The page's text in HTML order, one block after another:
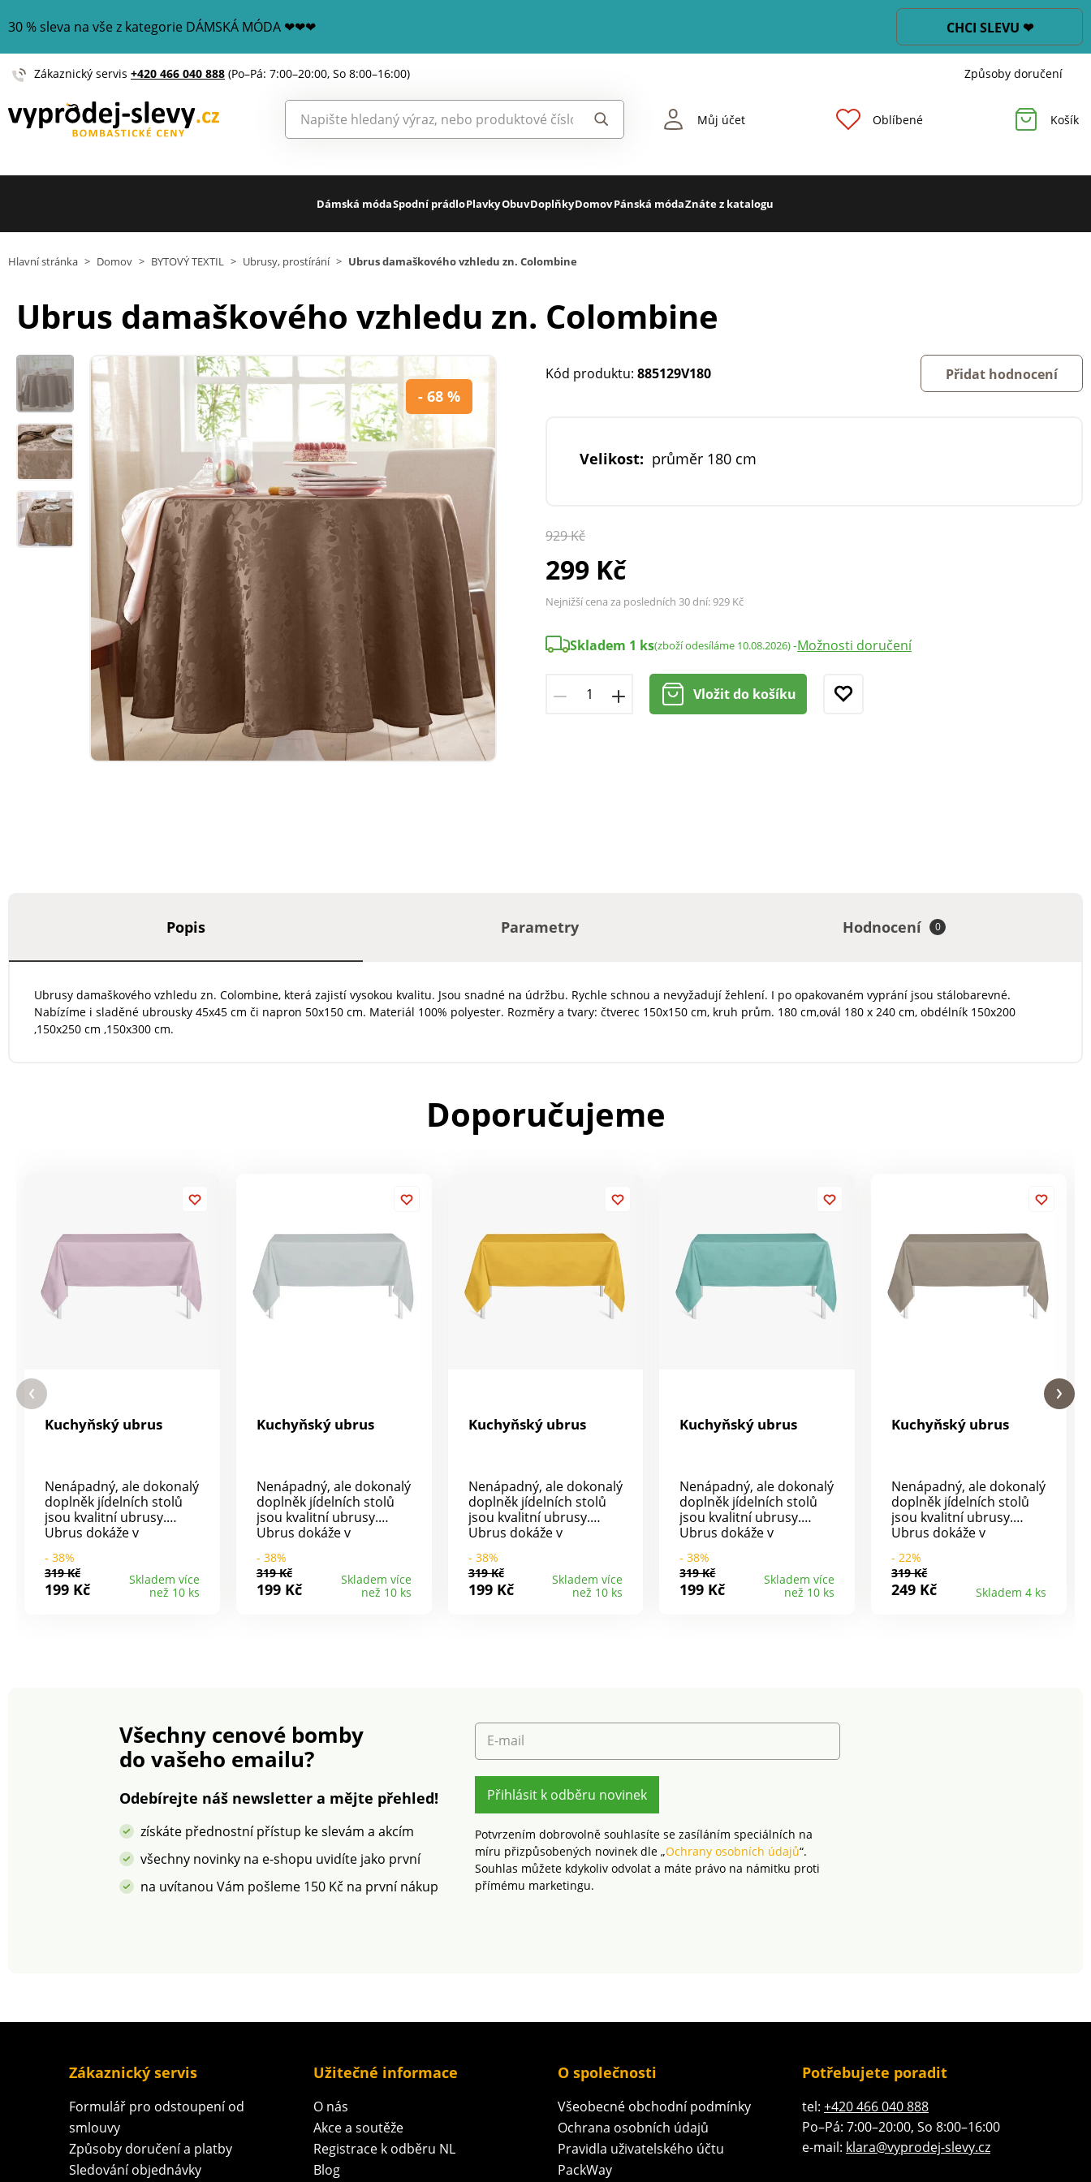
30 % sleva na vše z kategorie DÁMSKÁ MÓDA ❤❤❤ CHCI SLEVU ❤
Zákaznický servis +420 466 040 888 (Po–Pá: 7:00–20:00, So 8:00–16:00) Způsoby doručení
Můj účet Oblíbené Košík
Dámská módaSpodní prádloPlavkyObuvDoplňkyDomovPánská módaZnáte z katalogu
Hlavní stránka > Domov > BYTOVÝ TEXTIL > Ubrusy, prostírání > Ubrus damaškového vzhledu zn. Colombine
Ubrus damaškového vzhledu zn. Colombine
- 68 %
Kód produktu: 885129V180 Přidat hodnocení
Velikost: průměr 180 cm
929 Kč
299 Kč
Nejnižší cena za posledních 30 dní:929 Kč
Skladem 1 ks(zboží odesíláme 10.08.2026)-Možnosti doručení
Vložit do košíku
Popis Parametry Hodnocení 0
Ubrusy damaškového vzhledu zn. Colombine, která zajistí vysokou kvalitu. Jsou snadné na údržbu. Rychle schnou a nevyžadují žehlení. I po opakovaném vyprání jsou stálobarevné.
Nabízíme i sladěné ubrousky 45x45 cm či napron 50x150 cm. Materiál 100% polyester. Rozměry a tvary: čtverec 150x150 cm, kruh prům. 180 cm,ovál 180 x 240 cm, obdélník 150x200
,150x250 cm ,150x300 cm.
Doporučujeme
Kuchyňský ubrus
Nenápadný, ale dokonalý
doplněk jídelních stolů
jsou kvalitní ubrusy.
Ubrus dokáže v
čarovat s atmosférou a
jídlo hned chutná ještě
lépe. Na výběr ze 7
- 38%
319 Kč
199 Kč
Skladem více
než 10 ks
Kuchyňský ubrus
Nenápadný, ale dokonalý
doplněk jídelních stolů
jsou kvalitní ubrusy.
Ubrus dokáže v
čarovat s atmosférou a
jídlo hned chutná ještě
lépe.Na výběr ze 7
- 38%
319 Kč
199 Kč
Skladem více
než 10 ks
Kuchyňský ubrus
Nenápadný, ale dokonalý
doplněk jídelních stolů
jsou kvalitní ubrusy.
Ubrus dokáže v
čarovat s atmosférou a
jídlo hned chutná ještě
lépe.Na výběr ze 7
- 38%
319 Kč
199 Kč
Skladem více
než 10 ks
Kuchyňský ubrus
Nenápadný, ale dokonalý
doplněk jídelních stolů
jsou kvalitní ubrusy.
Ubrus dokáže v
čarovat s atmosférou a
jídlo hned chutná ještě
lépe.Na výběr ze 7
- 38%
319 Kč
199 Kč
Skladem více
než 10 ks
Kuchyňský ubrus
Nenápadný, ale dokonalý
doplněk jídelních stolů
jsou kvalitní ubrusy.
Ubrus dokáže v
čarovat s atmosférou a
jídlo hned chutná ještě
lépe.Na výběr ze 7
- 22%
319 Kč
249 Kč Skladem 4 ks
Všechny cenové bomby
do vašeho emailu?
Odebírejte náš newsletter a mějte přehled!
získáte přednostní přístup ke slevám a akcím
všechny novinky na e-shopu uvidíte jako první
na uvítanou Vám pošleme 150 Kč na první nákup
E-mail
Přihlásit k odběru novinek
Potvrzením dobrovolně souhlasíte se zasíláním speciálních na
míru přizpůsobených novinek dle „Ochrany osobních údajů“.
Souhlas můžete kdykoliv odvolat a máte právo na námitku proti
přímému marketingu.
Zákaznický servis
Formulář pro odstoupení od
smlouvy
Způsoby doručení a platby
Sledování objednávky
Užitečné informace
O nás
Akce a soutěže
Registrace k odběru NL
Blog
O společnosti
Všeobecné obchodní podmínky
Ochrana osobních údajů
Pravidla uživatelského účtu
PackWay
Potřebujete poradit
tel: +420 466 040 888
Po–Pá: 7:00–20:00, So 8:00–16:00
e-mail: klara@vyprodej-slevy.cz